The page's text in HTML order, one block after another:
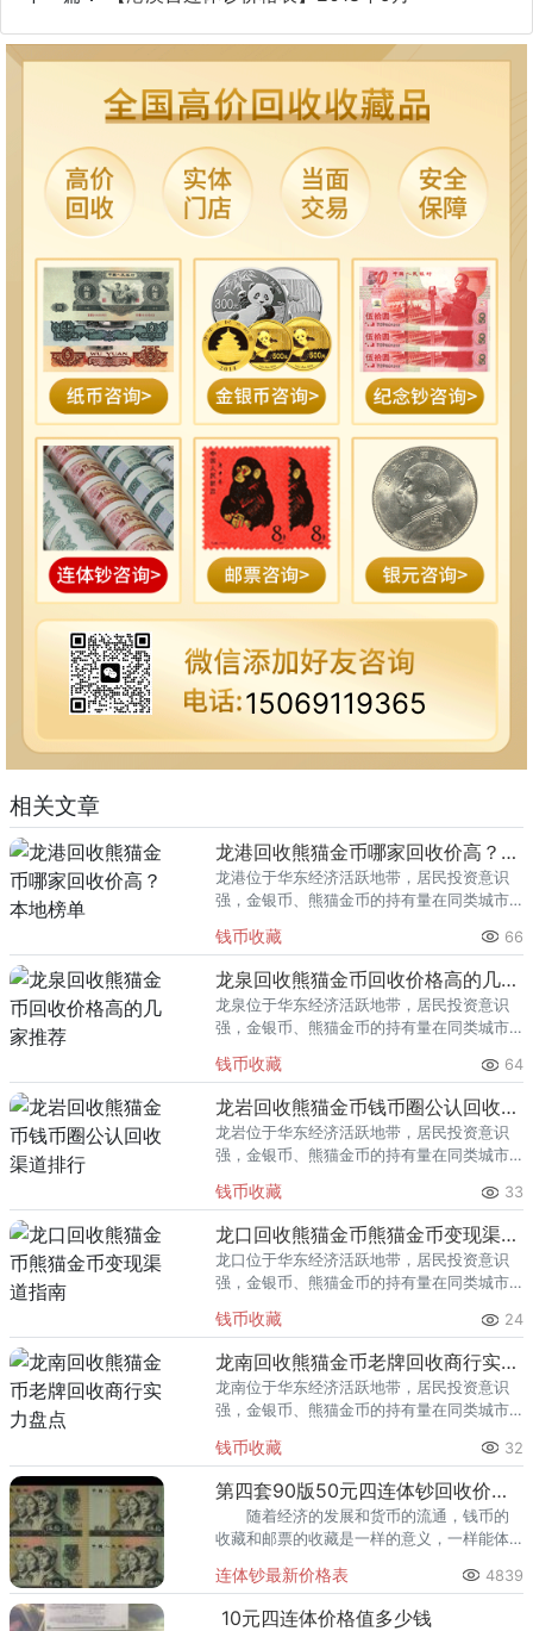
15069119365
相关文章
龙港回收熊猫金币哪家回收价高？本地榜单
龙港位于华东经济活跃地带，居民投资意识
强，金银币、熊猫金币的持有量在同类城市
熊猫金币的需求就明显升温，但鱼龙混杂的
回收渠道里，能精准识别版别溢
钱币收藏 66
龙泉回收熊猫金币回收价格高的几家推荐
龙泉位于华东经济活跃地带，居民投资意识
强，金银币、熊猫金币的持有量在同类城市
熊猫金币的需求就明显升温，但鱼龙混杂的
回收渠道里，能精准识别版别溢
钱币收藏 64
龙岩回收熊猫金币钱币圈公认回收渠道排行
龙岩位于华东经济活跃地带，居民投资意识
强，金银币、熊猫金币的持有量在同类城市
熊猫金币的需求就明显升温，但鱼龙混杂的
回收渠道里，能精准识别版别溢
钱币收藏 33
龙口回收熊猫金币熊猫金币变现渠道指南
龙口位于华东经济活跃地带，居民投资意识
强，金银币、熊猫金币的持有量在同类城市
熊猫金币的需求就明显升温，但鱼龙混杂的
回收渠道里，能精准识别版别溢
钱币收藏 24
龙南回收熊猫金币老牌回收商行实力盘点
龙南位于华东经济活跃地带，居民投资意识
强，金银币、熊猫金币的持有量在同类城市
熊猫金币的需求就明显升温，但鱼龙混杂的
回收渠道里，能精准识别版别溢
钱币收藏 32
第四套90版50元四连体钞回收价格，第四套90版50元四连体钞价格表
随着经济的发展和货币的流通，钱币的
收藏和邮票的收藏是一样的意义，一样能体
民币中有一个特别有收藏意义的连体钞，那
就是第四套90版50元
连体钞最新价格表 4839
10元四连体价格值多少钱